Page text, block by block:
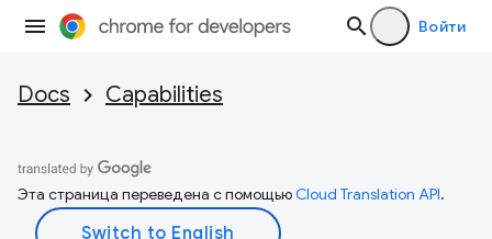
Войти
Docs Capabilities
Эта страница переведена с помощьюCloud Translation API.